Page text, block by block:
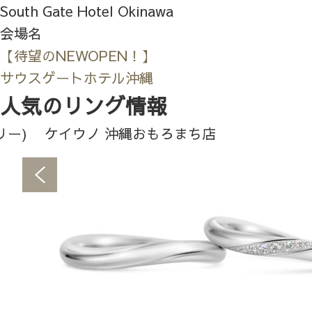
South Gate Hotel Okinawa
会場名
【待望のNEWOPEN！】
サウスゲートホテル沖縄
人気のリング情報
ー) ケイウノ 沖縄おもろまち店